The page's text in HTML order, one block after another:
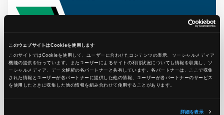
このウェブサイトはCookieを使用します
このサイトではCookieを使用して、ユーザーに合わせたコンテンツの表示、ソーシャルメディア
機能の提供を行っています。またユーザーによるサイトの利用状況についても情報を収集し、ソ
ーシャルメディア、データ解析の各パートナーと共有しています。各パートナーは、ここで収集
された情報とユーザーが各パートナーに提供した他の情報、ユーザーが各パートナーのサービス
を使用したときに収集した他の情報を組み合わせて使用​​することがあります。
詳細を表示
2025.01.29
クラウドの障害情報をいち早く知るには？リアルタイム
な調査方法を解説！
Ops Today編集部